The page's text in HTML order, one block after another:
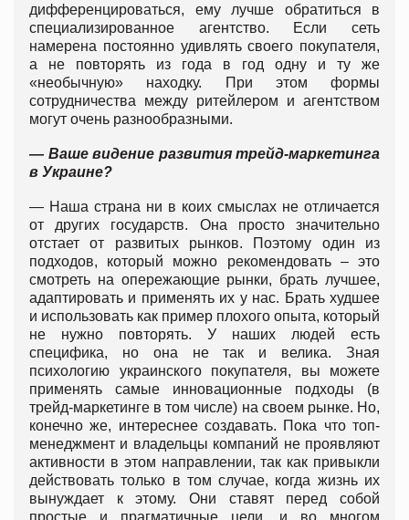
дифференцироваться, ему лучше обратиться в
специализированное агентство. Если сеть
намерена постоянно удивлять своего покупателя,
а не повторять из года в год одну и ту же
«необычную» находку. При этом формы
сотрудничества между ритейлером и агентством
могут очень разнообразными.
— Ваше видение развития трейд-маркетинга
в Украине?
— Наша страна ни в коих смыслах не отличается
от других государств. Она просто значительно
отстает от развитых рынков. Поэтому один из
подходов, который можно рекомендовать – это
смотреть на опережающие рынки, брать лучшее,
адаптировать и применять их у нас. Брать худшее
и использовать как пример плохого опыта, который
не нужно повторять. У наших людей есть
специфика, но она не так и велика. Зная
психологию украинского покупателя, вы можете
применять самые инновационные подходы (в
трейд-маркетинге в том числе) на своем рынке. Но,
конечно же, интереснее создавать. Пока что топ-
менеджмент и владельцы компаний не проявляют
активности в этом направлении, так как привыкли
действовать только в том случае, когда жизнь их
вынуждает к этому. Они ставят перед собой
простые и прагматичные цели, и во многом